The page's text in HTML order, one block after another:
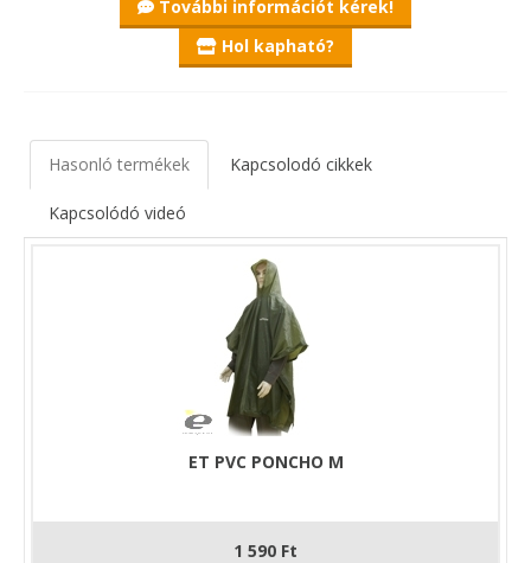
További információt kérek!
Hol kapható?
Hasonló termékek Kapcsolodó cikkek
Kapcsolódó videó
ET PVC PONCHO M
1 590 Ft